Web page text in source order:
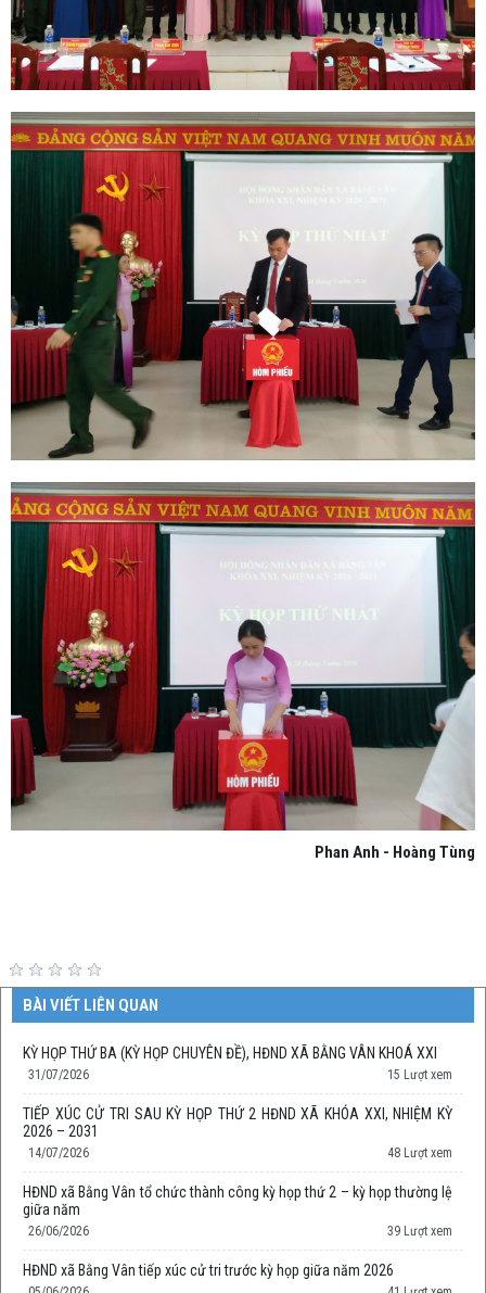
Phan Anh - Hoàng Tùng
BÀI VIẾT LIÊN QUAN
KỲ HỌP THỨ BA (KỲ HỌP CHUYÊN ĐỀ), HĐND XÃ BẰNG VÂN KHOÁ XXI
31/07/2026 15 Lượt xem
TIẾP XÚC CỬ TRI SAU KỲ HỌP THỨ 2 HĐND XÃ KHÓA XXI, NHIỆM KỲ
2026 – 2031
14/07/2026 48 Lượt xem
HĐND xã Bằng Vân tổ chức thành công kỳ họp thứ 2 – kỳ họp thường lệ
giữa năm
26/06/2026 39 Lượt xem
HĐND xã Bằng Vân tiếp xúc cử tri trước kỳ họp giữa năm 2026